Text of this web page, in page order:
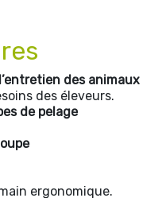
des animaux
des éleveurs.
de pelage
ergonomique.